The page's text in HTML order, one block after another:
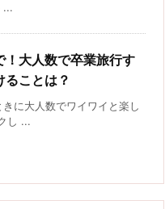
...
！大人数で卒業旅行す
ることは？
に大人数でワイワイと楽し
し ...